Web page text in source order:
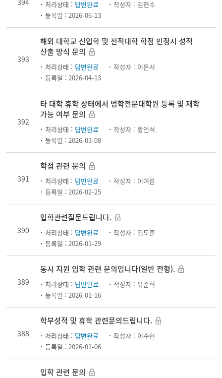
처리상태 : 답변완료 작성자 : 김현수
등록일 : 2026-06-13
393
해외 대학교 신입학 및 전적대학 학점 인정시 성적
산출 방식 문의
처리상태 : 답변완료 작성자 : 이은서
등록일 : 2026-04-13
392
타 대학 휴학 상태에서 법학전문대학원 등록 및 재학
가능 여부 문의
처리상태 : 답변완료 작성자 : 황인석
등록일 : 2026-03-08
391
학점 관련 문의
처리상태 : 답변완료 작성자 : 이여름
등록일 : 2026-02-25
390
입학관련질문드립니다.
처리상태 : 답변완료 작성자 : 김도훈
등록일 : 2026-01-29
389
동시 지원 입학 관련 문의입니다(일반 전형).
처리상태 : 답변완료 작성자 : 유준혁
등록일 : 2026-01-16
388
학부성적 및 휴학 관련문의드립니다.
처리상태 : 답변완료 작성자 : 이수현
등록일 : 2026-01-06
입학 관련 문의